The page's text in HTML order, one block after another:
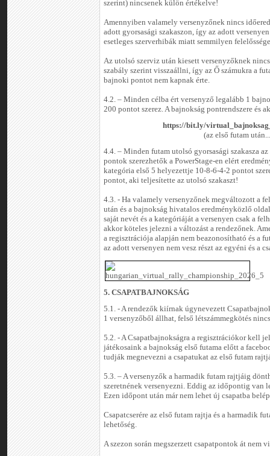
szerint) nincsenek külön értékelve!
Amennyiben valamely versenyzőnek nincs
adott gyorsasági szakaszon, így az adott
esetleges szerverhibák miatt semmilyen
Az utolsó szerviz után kiesett versenyzőknek
szabály szerint visszaállni, így az Ő számukra a
bajnoki pontot nem kapnak érte.
4.2. – Minden célba ért versenyző legalább 1
200 pontot szerez. A bajnokság pontrendszere és
https://bit.ly/
(az első futam
4.4. – Minden futam utolsó gyorsasági szakasza
pontok szerezhetők a PowerStage-en elért
kategória első 5 helyezettje 10-8-6-4-2 pontot
pontot, aki teljesítette az utolsó szakaszt!
4.3. - Ha valamely versenyzőnek megváltozott a
után és a bajnokság hivatalos eredményközlő
saját nevét és a kategóriáját a versenyen csak a
akkor köteles jelezni a változást a rendezőnek.
a regisztrációja alapján nem beazonosítható és a
az adott versenyen nem vesz részt az egyéni és a
5. CSAPATBAJNOKSÁG
5.1. - A rendezők kiírnak úgynevezett
1 versenyzőből állhat, felső létszámmegkötés
5.2. - A Csapatbajnokságra a regisztrációkor kell
játékosaink a bajnokság első futama előtt a
tudják megnevezni a csapatukat az első futam
5.3. – A versenyzők a harmadik futam rajtjáig
szeretnének versenyezni. Eddig az időpontig van
Ezen időpont után már nem lehet új csapatba
Csapatcserére az első futam rajtja és a harmadik
lehetőség.
A szezon során megszerzett csapatpontok át nem